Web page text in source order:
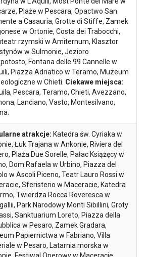
Plaże w Pescara, Opactwo San
a Casauria, Grotte di Stiffe, Zamek
w Ortonie, Costa dei Trabocchi,
rzymski w Amiternum, Klasztor
w Sulmonie, Jezioro
Fontana delle 99 Cannelle w
Piazza Adriatico w Teramo, Muzeum
w Chieti. Ciekawe miejsca:
Pescara, Teramo, Chieti, Avezzano,
Lanciano, Vasto, Montesilvano,
atrakcje: Katedra św. Cyriaka w
Łuk Trajana w Ankonie, Riviera del
Plaża Due Sorelle, Pałac Książęcy w
Dom Rafaela w Urbino, Piazza del
w Ascoli Piceno, Teatr Lauro Rossi w
Sferisterio w Maceracie, Katedra
Twierdza Rocca Roveresca w
Park Narodowy Monti Sibillini, Groty
Sanktuarium Loreto, Piazza della
w Pesaro, Zamek Gradara,
Papiernictwa w Fabriano, Villa
w Pesaro, Latarnia morska w